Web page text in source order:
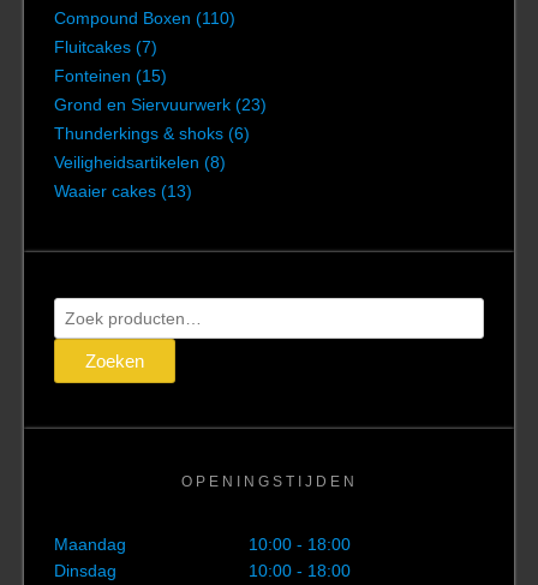
Compound Boxen (110)
Fluitcakes (7)
Fonteinen (15)
Grond en Siervuurwerk (23)
Thunderkings & shoks (6)
Veiligheidsartikelen (8)
Waaier cakes (13)
Zoeken
naar:
Zoeken
OPENINGSTIJDEN
Maandag
10:00 - 18:00
Dinsdag
10:00 - 18:00